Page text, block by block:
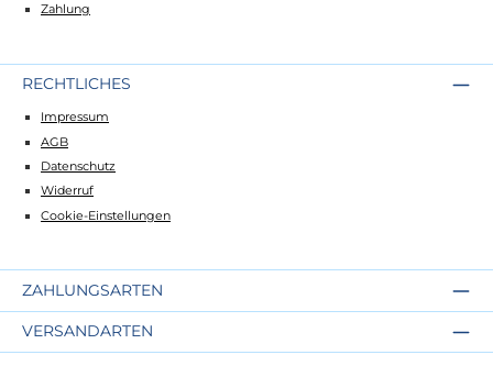
Zahlung
RECHTLICHES
Impressum
AGB
Datenschutz
Widerruf
Cookie-Einstellungen
ZAHLUNGSARTEN
VERSANDARTEN